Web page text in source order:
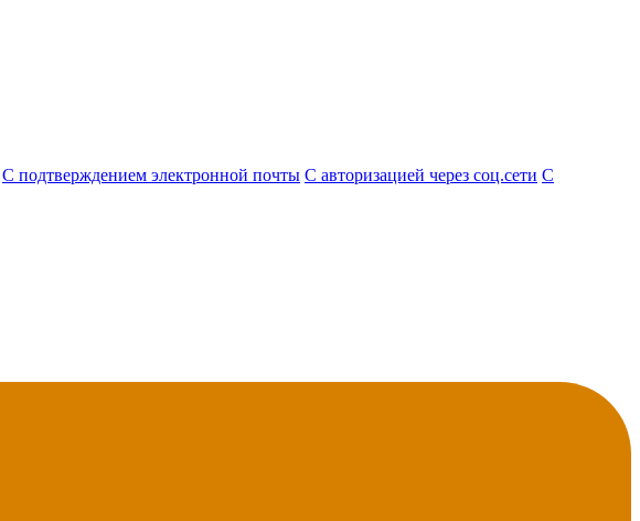
С подтверждением электронной почты С авторизацией через соц.сети С